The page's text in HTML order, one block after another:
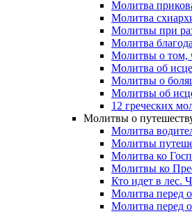
Молитва
Молитва
Молитвы при
Молитва
Молитвы о том,
Молитва об
Молитвы о
Молитвы об
12 греческих
Молитвы о
Молитва
Молитвы
Молитва ко
Молитвы ко
Кто идет в лес.
Молитва перед
Молитва перед